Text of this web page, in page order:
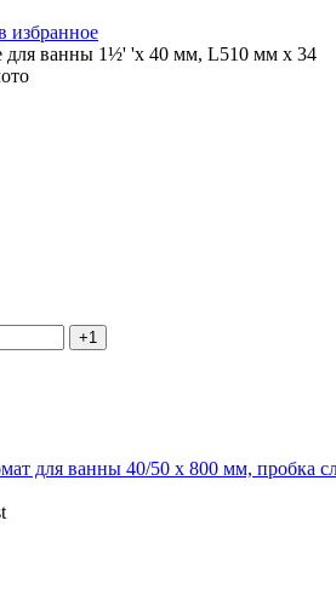
избранное
для ванны 1½' 'х 40 мм, L510 мм x 34
+1
для ванны 40/50 x 800 мм, пробка